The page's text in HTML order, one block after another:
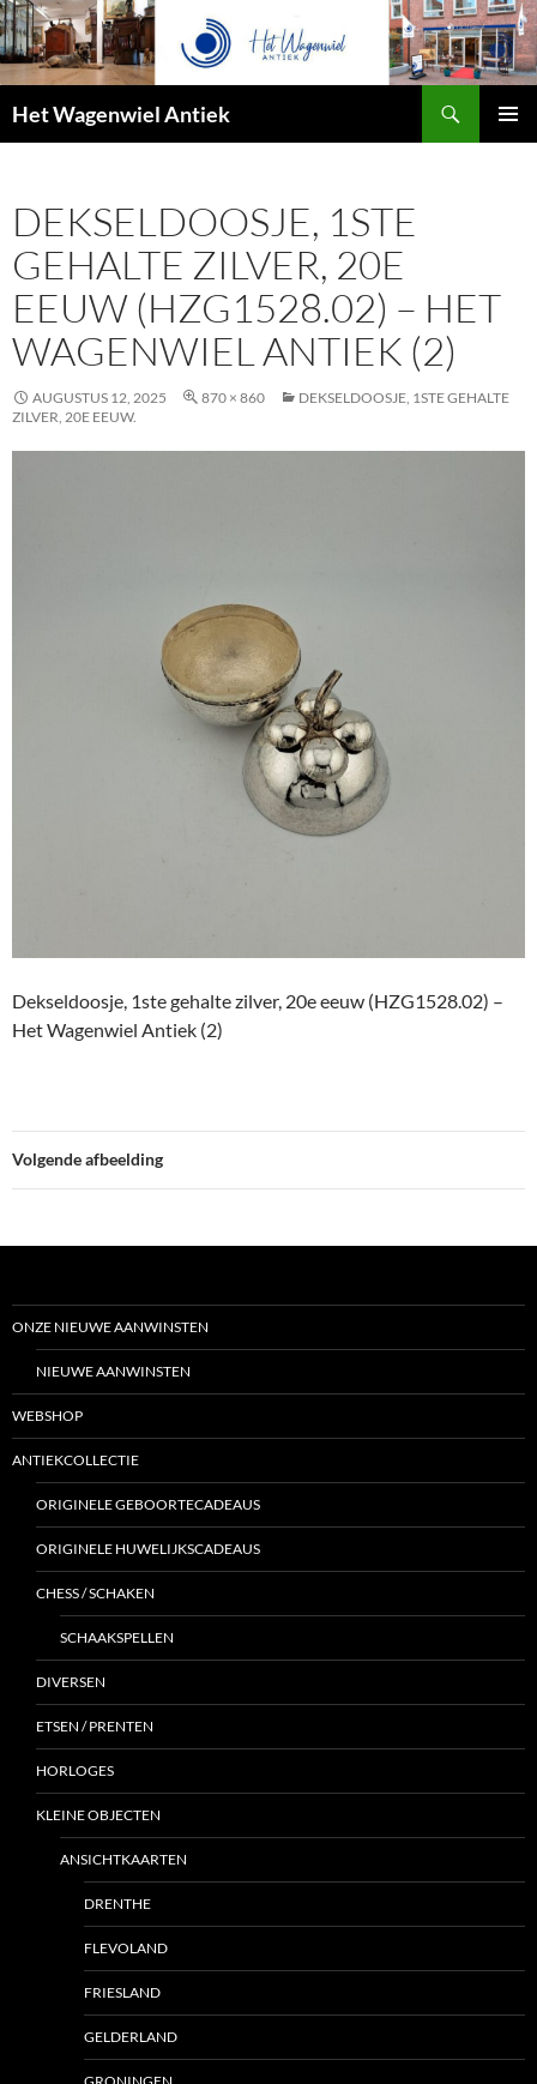
Het Wagenwiel Antiek
DEKSELDOOSJE, 1STE
GEHALTE ZILVER, 20E
EEUW (HZG1528.02) – HET
WAGENWIEL ANTIEK (2)
AUGUSTUS 12, 2025 870 × 860
DEKSELDOOSJE, 1STE GEHALTE
ZILVER, 20E EEUW.
Dekseldoosje, 1ste gehalte zilver, 20e eeuw (HZG1528.02) –
Het Wagenwiel Antiek (2)
Volgende afbeelding
ONZE NIEUWE AANWINSTEN
NIEUWE AANWINSTEN
WEBSHOP
ANTIEKCOLLECTIE
ORIGINELE GEBOORTECADEAUS
ORIGINELE HUWELIJKSCADEAUS
CHESS / SCHAKEN
SCHAAKSPELLEN
DIVERSEN
ETSEN / PRENTEN
HORLOGES
KLEINE OBJECTEN
ANSICHTKAARTEN
DRENTHE
FLEVOLAND
FRIESLAND
GELDERLAND